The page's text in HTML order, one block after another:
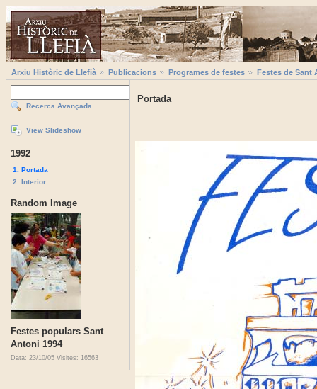
Arxiu Històric de Llefià Publicacions Programes de festes Festes de Sant
Recerca Avançada
View Slideshow
1992
1. Portada
2. Interior
Random Image
Festes populars Sant
Antoni 1994
Data: 23/10/05 Visites: 16563
Portada